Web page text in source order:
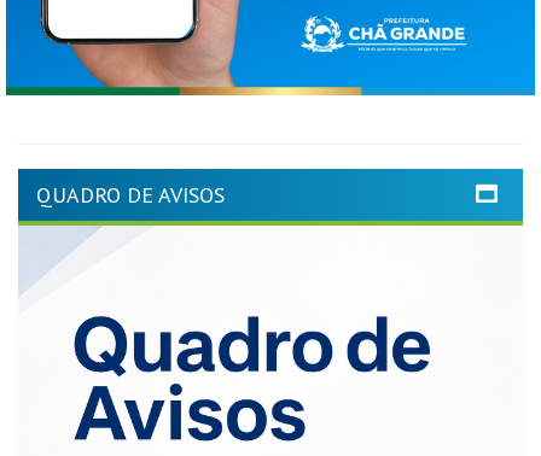
QUADRO DE AVISOS